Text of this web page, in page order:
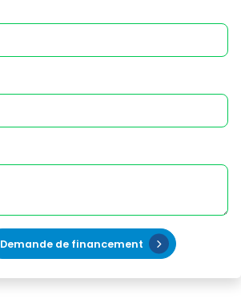
Demande de financement